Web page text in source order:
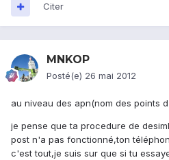
Citer
MNKOP
Posté(e) 26 mai 2012
au niveau des apn(nom des points
je pense que ta procedure de
post n'a pas fonctionné,ton
c'est tout,je suis sur que si tu